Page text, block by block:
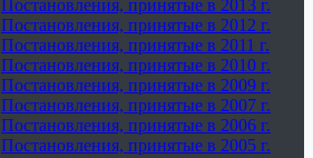
Постановления, принятые в 2013 г.
Постановления, принятые в 2012 г.
Постановления, принятые в 2011 г.
Постановления, принятые в 2010 г.
Постановления, принятые в 2009 г.
Постановления, принятые в 2007 г.
Постановления, принятые в 2006 г.
Постановления, принятые в 2005 г.